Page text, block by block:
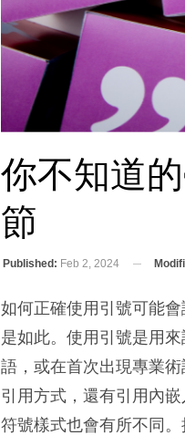
你不知道
節
Published: Feb 2, 2024
如何正確使用引號可能
是如此。使用引號是用
語，或在首次出現專業
引用方式，還有引用內
符號樣式也會有所不同